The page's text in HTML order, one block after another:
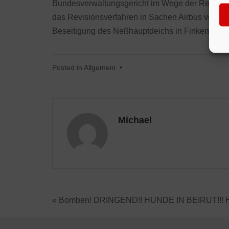
Bundesverwaltungsgericht im Wege der
das Revisionsverfahren in Sachen Airbus vor
Beseitigung des Neßhauptdeichs in
Posted in Allgemein •
Michael
« Bomben! DRINGEND!! HUNDE IN BEIRUT!!!